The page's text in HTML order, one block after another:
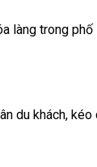
làng trong phố
du khách,